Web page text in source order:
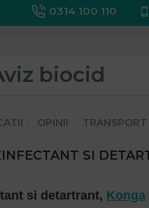
0314 100 110
biocid
OPINII
SI
si detartrant, Konga